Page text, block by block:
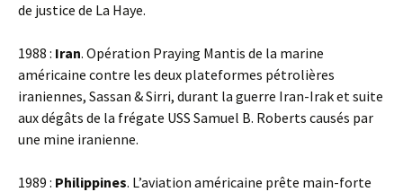
de justice de La Haye.
1988 : Iran. Opération Praying Mantis de la marine
américaine contre les deux plateformes pétrolières
iraniennes, Sassan & Sirri, durant la guerre Iran-Irak et suite
aux dégâts de la frégate USS Samuel B. Roberts causés par
une mine iranienne.
1989 : Philippines. L’aviation américaine prête main-forte